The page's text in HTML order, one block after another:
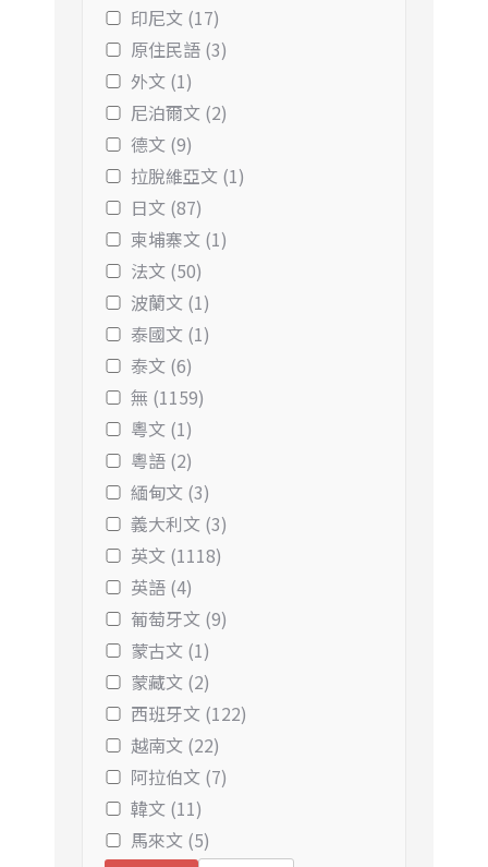
印尼文 (17)
原住民語 (3)
外文 (1)
尼泊爾文 (2)
德文 (9)
拉脫維亞文 (1)
日文 (87)
柬埔寨文 (1)
法文 (50)
波蘭文 (1)
泰國文 (1)
泰文 (6)
無 (1159)
粵文 (1)
粵語 (2)
緬甸文 (3)
義大利文 (3)
英文 (1118)
英語 (4)
葡萄牙文 (9)
蒙古文 (1)
蒙藏文 (2)
西班牙文 (122)
越南文 (22)
阿拉伯文 (7)
韓文 (11)
馬來文 (5)